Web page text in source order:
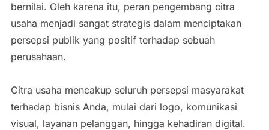
bernilai. Oleh karena itu, peran pengembang citra
usaha menjadi sangat strategis dalam menciptakan
persepsi publik yang positif terhadap sebuah
perusahaan.
Citra usaha mencakup seluruh persepsi masyarakat
terhadap bisnis Anda, mulai dari logo, komunikasi
visual, layanan pelanggan, hingga kehadiran digital.